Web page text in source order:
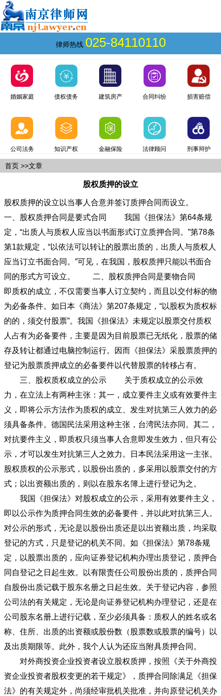
律师热线 025-84110110
婚姻家庭 债权债务 建筑房产 合同纠纷 损害赔偿
公司法务 知识产权 金融保险 法律顾问 刑事辩护
首页 >>文章
股权质押的设立
股权质押的设立以当事人合意并签订质押合同而设立。
一、股权质押合同是要式合同 我国《担保法》第64条规
定，“出质人与质权人应当以书面形式订立质押合同。”第78条
第1款规定，“以依法可以转让的股票出质的，出质人与质权人
应当订立书面合同。”可见，在我国，股权质押只能以书面合
同的形式方可设立。 二、股权质押合同是要物合同
即质权的成立，不仅需要当事人订立契约，而且以交付标的物
为必备条件。如日本《商法》第207条规定，“以股权为质权标
的的，须交付股票”。我国《担保法》未规定以股票交付质权
人占有为必备要件，主要是因为目前股票已无纸化，股票的储
存及转让都通过电脑控制运行。因而《担保法》采股票质押的
登记为股票质押成立的必备要件以代替股票的转移占有。
三、股权质权成立的公示 关于质权成立的公示效
力，在立法上有两种主张：其一，成立要件主义或有效要件主
义，即将公示方法作为质权的成立、发生对抗第三人效力的必
须具备条件。德国民法采用这种主张，台湾民法亦同。其二，
对抗要件主义，即质权只须当事人合意即发生效力，但只有公
示，才可以发生对抗第三人之效力。日本民法采用这一主张。
股权质权的公示形式，以股份出质的，多采用以股票交付的方
式；以出资额出质的，则以在股东名簿上进行登记为之。
我国《担保法》对股权成立的公示，采用有效要件主义，
即以公示作为质押合同生效的必备要件，并以此对抗第三人。
对公示的形式，无论是以股份出质还是以出资额出质，均采取
登记的方式，只是登记的机关不同。如《担保法》第78条规
定，以股票出质的，应向证券登记机构办理出质登记，质押合
同自登记之日起生效。以有限责任公司股份出质的，质押合同
自股份出质记载于股东名册之日起生效。关于登记内容，参照
公司法的有关规定，无论是向证券登记机构办理登记，还是在
公司股东名册上进行记载，至少必须具备：质权人的姓名或名
称、住所、出质的出资额或股份数（股票数或股票的编号）以
及出质期限等。此外，我个人认为还应当附具质押合同。
对外商投资企业投资者设立股权质押，按照《关于外商投
资企业投资者股权变更的若干规定》，质押合同除满足《担保
法》的有关规定外，尚须经审批机关批准，并向原登记机关办